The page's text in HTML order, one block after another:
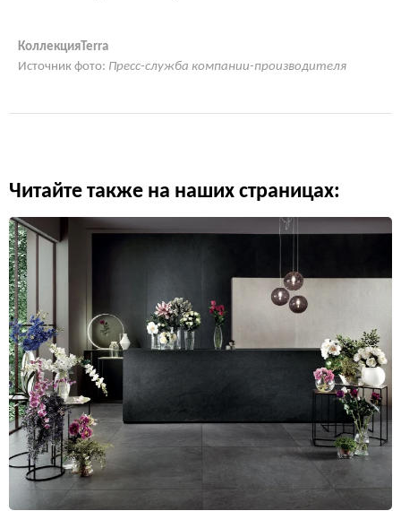
КоллекцияTerra
Источник фото: Пресс-служба компании-производителя
Читайте также на наших страницах: